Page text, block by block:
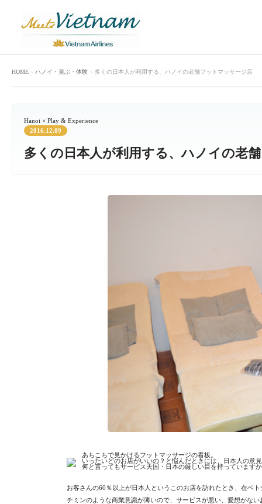
HOME ハノイ ・遊ぶ・体験 多くの日本人が利用する、ハノイの老舗フットマッサージ店
Hanoi × Play & Experience
2016.12.09
多くの日本人が利用する、ハノイの老
あちこちで見かけるフットマッサージの看板。
いったいどのお店がいいの？と悩んだときには、日本人の意
何と言ってもサービス天国・日本の厳しい目を持っています
お客さんの60％以上が日本人というこのお店を訪れたとき、在ベ
チミンのような商業意識が薄いので、サービスが悪い、愛想がな